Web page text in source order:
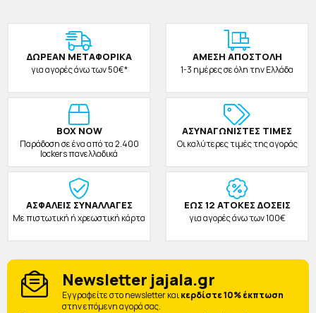
ΔΩΡΕAΝ ΜΕΤΑΦΟΡΙΚΑ
για αγορές άνω των 50€*
ΑΜΕΣΗ ΑΠΟΣΤΟΛΗ
1-3 ημέρες σε όλη την Ελλάδα
BOX NOW
Παράδοση σε ένα από τα 2.400
lockers πανελλαδικά
ΑΣΥΝΑΓΩΝΙΣΤΕΣ ΤΙΜΕΣ
Οι καλύτερες τιμές της αγοράς
ΑΣΦΑΛΕΙΣ ΣΥΝΑΛΛΑΓΕΣ
Με πιστωτική ή χρεωστική κάρτα
ΕΩΣ 12 ΑΤΟΚΕΣ ΔΟΣΕΙΣ
για αγορές άνω των 100€
Newsletter jajala.gr
Eγγραφείτε στο newsletter καικερδίστε 10% έκπτωση
στην επόμενη αγορά σας.